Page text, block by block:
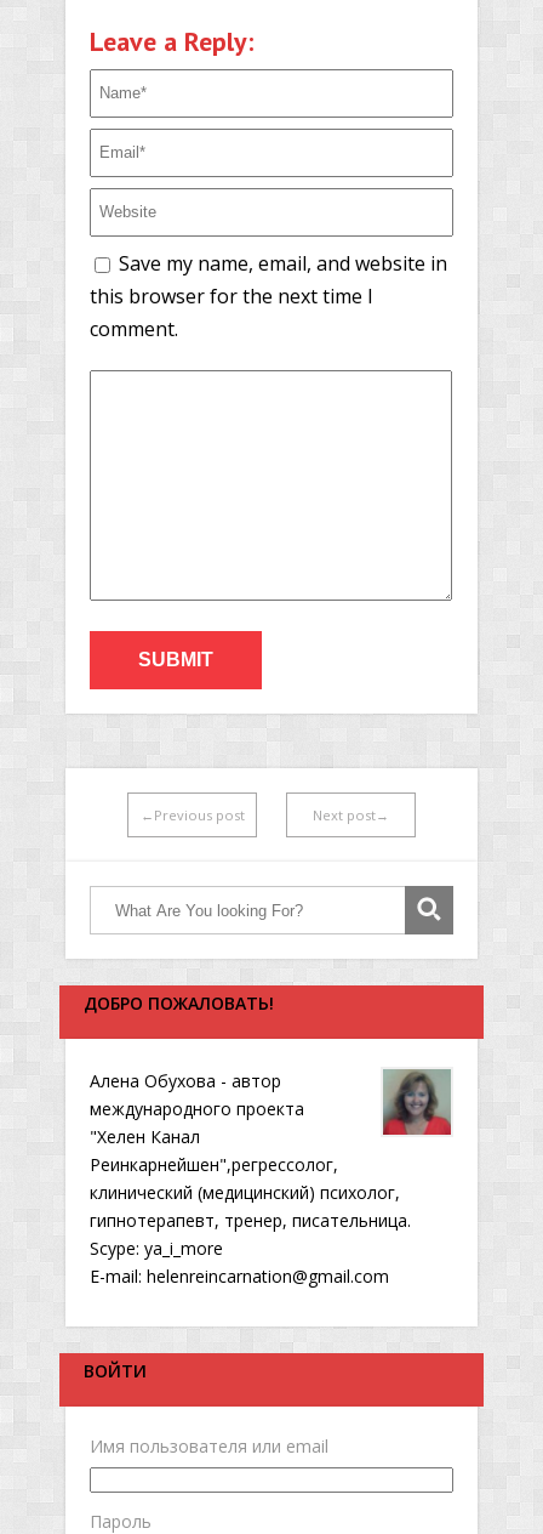
Leave a Reply:
Save my name, email, and website in
this browser for the next time I
comment.
←Previous post Next post→
ДОБРО ПОЖАЛОВАТЬ!
Алена Обухова - автор
международного проекта
"Хелен Канал
Реинкарнейшен",регрессолог,
клинический (медицинский) психолог,
гипнотерапевт, тренер, писательница.
Scype: ya_i_more
E-mail: helenreincarnation@gmail.com
ВОЙТИ
Имя пользователя или email
Пароль